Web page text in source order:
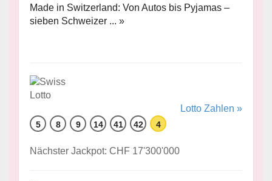
Made in Switzerland: Von Autos bis Pyjamas –
sieben Schweizer ... »
Lotto Zahlen »
5 8 9 14 41 42 4
Nächster Jackpot: CHF 17'300'000